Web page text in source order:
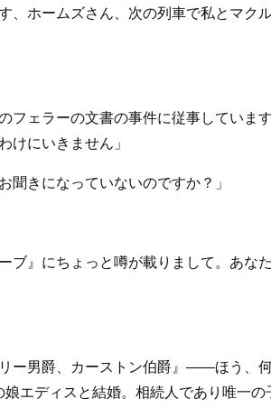
、ホームズさん、次の列車で私とマク
フェラーの文書の事件に従事していま
けにいきません」
聞きになっていないのですか？」
ブ』にちょっと噂が載りまして。あな
ー男爵、カーストン伯爵』――ほう、何
エディスと結婚。相続人であり唯一の